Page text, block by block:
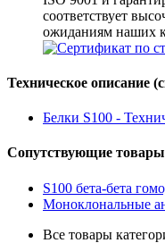
соответствует
ожиданиям наших
Техническое описание
Белки S100 -
Сопутствующие товары
S100 бета-бета
Моноклональные
Все товары